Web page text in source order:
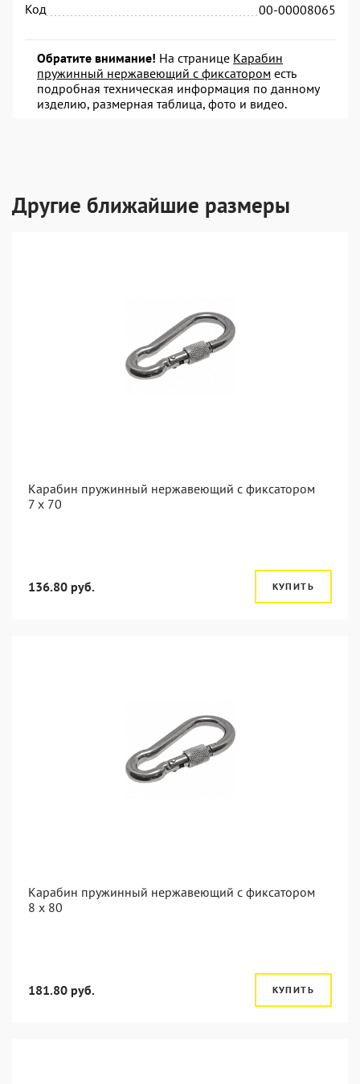
Код
00-00008065
Обратите внимание! На странице Карабин
пружинный нержавеющий с фиксатором есть
подробная техническая информация по данному
изделию, размерная таблица, фото и видео.
Другие ближайшие размеры
Карабин пружинный нержавеющий с фиксатором
7 х 70
136.80 руб. КУПИТЬ
Карабин пружинный нержавеющий с фиксатором
8 х 80
181.80 руб. КУПИТЬ